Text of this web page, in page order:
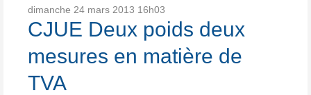
dimanche 24 mars 2013 16h03
CJUE Deux poids deux
mesures en matière de
TVA